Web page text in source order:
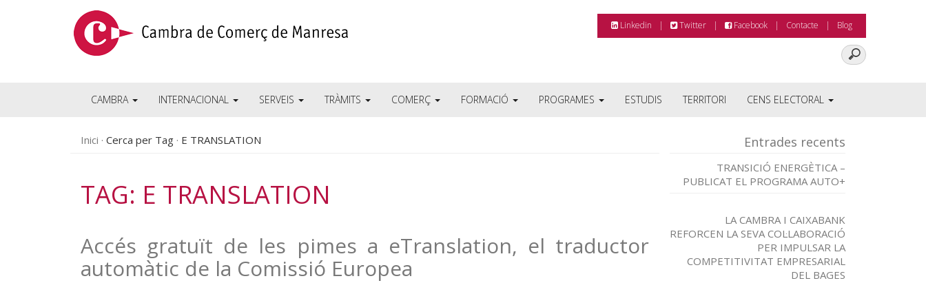
Linkedin Twitter Facebook Contacte Blog
CAMBRA INTERNACIONAL SERVEIS TRÀMITS COMERÇ FORMACIÓ PROGRAMES ESTUDIS TERRITORI CENS ELECTORAL
Inici Cerca per Tag E TRANSLATION
TAG: E TRANSLATION
Accés gratuït de les pimes a eTranslation, el traductor
automàtic de la Comissió Europea
Entrades recents
TRANSICIÓ ENERGÈTICA –
PUBLICAT EL PROGRAMA AUTO+
LA CAMBRA I CAIXABANK
REFORCEN LA SEVA COL·LABORACIÓ
PER IMPULSAR LA
COMPETITIVITAT EMPRESARIAL
DEL BAGES